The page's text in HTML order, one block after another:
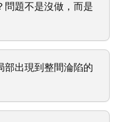
問題不是沒做，而是
部出現到整間淪陷的